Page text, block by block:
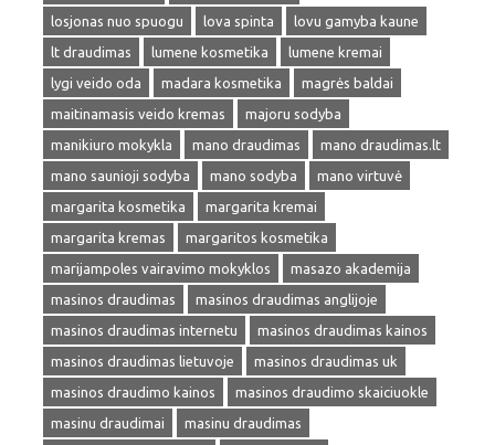
losjonas nuo spuogu
lova spinta
lovu gamyba kaune
lt draudimas
lumene kosmetika
lumene kremai
lygi veido oda
madara kosmetika
magrės baldai
maitinamasis veido kremas
majoru sodyba
manikiuro mokykla
mano draudimas
mano draudimas.lt
mano saunioji sodyba
mano sodyba
mano virtuvė
margarita kosmetika
margarita kremai
margarita kremas
margaritos kosmetika
marijampoles vairavimo mokyklos
masazo akademija
masinos draudimas
masinos draudimas anglijoje
masinos draudimas internetu
masinos draudimas kainos
masinos draudimas lietuvoje
masinos draudimas uk
masinos draudimo kainos
masinos draudimo skaiciuokle
masinu draudimai
masinu draudimas